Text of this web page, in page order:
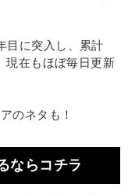
目に突入し、累計
現在もほぼ毎日更新
のネタも！
ならコチラ